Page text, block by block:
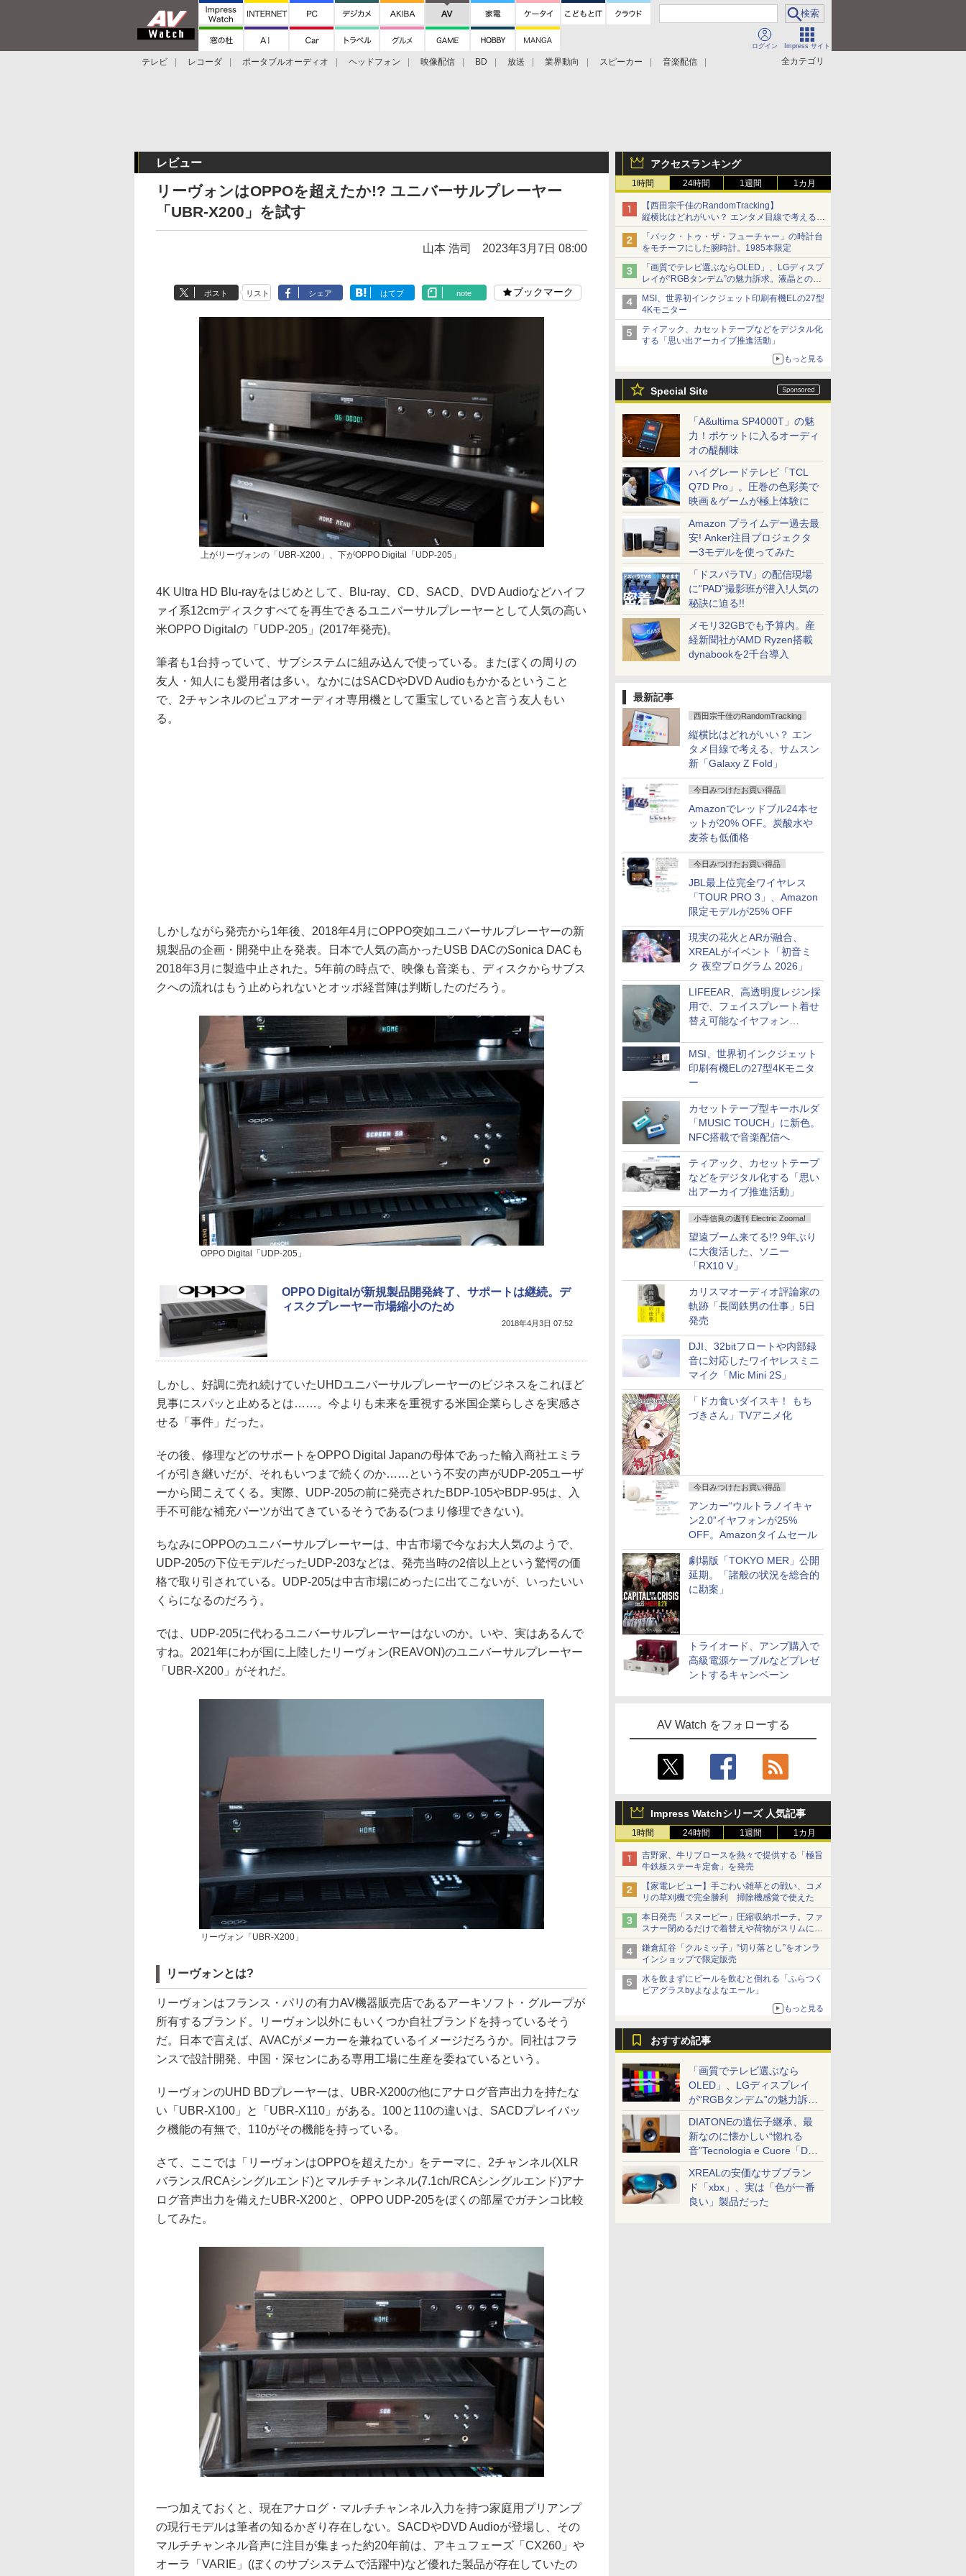
ログイン Impress サイト
全カテゴリ
テレビ レコーダ ポータブルオーディオ ヘッドフォン 映像配信 BD 放送 業界動向 スピーカー
音楽配信
アクセスランキング
1時間 24時間 1週間 1カ月
【西田宗千佳のRandomTracking】
縦横比はどれがいい？ エンタメ目線で考える、
サムスン新「Galaxy Z Fold」
「バック・トゥ・ザ・フューチャー」の時計台
をモチーフにした腕時計。1985本限定
「画質でテレビ選ぶならOLED」、LGディスプ
レイが“RGBタンデム”の魅力訴求。液晶とのガ
チ比較も
MSI、世界初インクジェット印刷有機ELの27型
4Kモニター
ティアック、カセットテープなどをデジタル化
する「思い出アーカイブ推進活動」
もっと見る
Special Site
「A&ultima SP4000T」の魅
力！ポケットに入るオーディ
オの醍醐味
ハイグレードテレビ「TCL
Q7D Pro」。圧巻の色彩美で
映画＆ゲームが極上体験に
Amazon プライムデー過去最
安! Anker注目プロジェクタ
ー3モデルを使ってみた
「ドスパラTV」の配信現場
に“PAD”撮影班が潜入!人気の
秘訣に迫る!!
メモリ32GBでも予算内。産
経新聞社がAMD Ryzen搭載
dynabookを2千台導入
最新記事
西田宗千佳のRandomTracking
縦横比はどれがいい？ エン
タメ目線で考える、サムスン
新「Galaxy Z Fold」
今日みつけたお買い得品
Amazonでレッドブル24本セ
ットが20% OFF。炭酸水や
麦茶も低価格
今日みつけたお買い得品
JBL最上位完全ワイヤレス
「TOUR PRO 3」、Amazon
限定モデルが25% OFF
現実の花火とARが融合、
XREALがイベント「初音ミ
ク 夜空プログラム 2026」
LIFEEAR、高透明度レジン採
用で、フェイスプレート着せ
替え可能なイヤフォン
MSI、世界初インクジェット
印刷有機ELの27型4Kモニタ
ー
カセットテープ型キーホルダ
「MUSIC TOUCH」に新色。
NFC搭載で音楽配信へ
ティアック、カセットテープ
などをデジタル化する「思い
出アーカイブ推進活動」
小寺信良の週刊 Electric Zooma!
望遠ブーム来てる!? 9年ぶり
に大復活した、ソニー
「RX10 V」
カリスマオーディオ評論家の
軌跡「長岡鉄男の仕事」5日
発売
DJI、32bitフロートや内部録
音に対応したワイヤレスミニ
マイク「Mic Mini 2S」
「ドカ食いダイスキ！ もち
づきさん」TVアニメ化
今日みつけたお買い得品
アンカー“ウルトラノイキャ
ン2.0”イヤフォンが25%
OFF。Amazonタイムセール
劇場版「TOKYO MER」公開
延期。「諸般の状況を総合的
に勘案」
トライオード、アンプ購入で
高級電源ケーブルなどプレゼ
ントするキャンペーン
AV Watch をフォローする
Impress Watchシリーズ 人気記事
1時間 24時間 1週間 1カ月
吉野家、牛リブロースを熱々で提供する「極旨
牛鉄板ステーキ定食」を発売
【家電レビュー】手ごわい雑草との戦い、コメ
リの草刈機で完全勝利 掃除機感覚で使えた
本日発売「スヌーピー」圧縮収納ポーチ。ファ
スナー閉めるだけで着替えや荷物がスリムにま
とまる
鎌倉紅谷「クルミッ子」“切り落とし”をオンラ
インショップで限定販売
水を飲まずにビールを飲むと倒れる「ふらつく
ビアグラスbyよなよなエール」
もっと見る
おすすめ記事
「画質でテレビ選ぶなら
OLED」、LGディスプレイ
が“RGBタンデム”の魅力訴
求。液晶とのガチ比較も
DIATONEの遺伝子継承、最
新なのに懐かしい“惚れる
音”Tecnologia e Cuore「DS-
TC52B」を聴く
XREALの安価なサブブラン
ド「xbx」、実は「色が一番
良い」製品だった
レビュー
リーヴォンはOPPOを超えたか!? ユニバーサルプレーヤー
「UBR-X200」を試す
山本 浩司 2023年3月7日 08:00
ポスト リスト シェア はてブ note ブックマーク
上がリーヴォンの「UBR-X200」、下がOPPO Digital「UDP-205」
4K Ultra HD Blu-rayをはじめとして、Blu-ray、CD、SACD、DVD Audioなどハイフ
ァイ系12cmディスクすべてを再生できるユニバーサルプレーヤーとして人気の高い
米OPPO Digitalの「UDP-205」(2017年発売)。
筆者も1台持っていて、サブシステムに組み込んで使っている。またぼくの周りの
友人・知人にも愛用者は多い。なかにはSACDやDVD Audioもかかるということ
で、2チャンネルのピュアオーディオ専用機として重宝していると言う友人もい
る。
しかしながら発売から1年後、2018年4月にOPPO突如ユニバーサルプレーヤーの新
規製品の企画・開発中止を発表。日本で人気の高かったUSB DACのSonica DACも
2018年3月に製造中止された。5年前の時点で、映像も音楽も、ディスクからサブス
クへの流れはもう止められないとオッポ経営陣は判断したのだろう。
OPPO Digital「UDP-205」
OPPO Digitalが新規製品開発終了、サポートは継続。デ
ィスクプレーヤー市場縮小のため
2018年4月3日 07:52
しかし、好調に売れ続けていたUHDユニバーサルプレーヤーのビジネスをこれほど
見事にスパッと止めるとは……。今よりも未来を重視する米国企業らしさを実感さ
せる「事件」だった。
その後、修理などのサポートをOPPO Digital Japanの母体であった輸入商社エミラ
イが引き継いだが、それもいつまで続くのか……という不安の声がUDP-205ユーザ
ーから聞こえてくる。実際、UDP-205の前に発売されたBDP-105やBDP-95は、入
手不可能な補充パーツが出てきているそうである(つまり修理できない)。
ちなみにOPPOのユニバーサルプレーヤーは、中古市場で今なお大人気のようで、
UDP-205の下位モデルだったUDP-203などは、発売当時の2倍以上という驚愕の価
格で取り引されている。UDP-205は中古市場にめったに出てこないが、いったいい
くらになるのだろう。
では、UDP-205に代わるユニバーサルプレーヤーはないのか。いや、実はあるんで
すね。2021年にわが国に上陸したリーヴォン(REAVON)のユニバーサルプレーヤー
「UBR-X200」がそれだ。
リーヴォン「UBR-X200」
リーヴォンとは?
リーヴォンはフランス・パリの有力AV機器販売店であるアーキソフト・グループが
所有するブランド。リーヴォン以外にもいくつか自社ブランドを持っているそう
だ。日本で言えば、AVACがメーカーを兼ねているイメージだろうか。同社はフラ
ンスで設計開発、中国・深センにある専用工場に生産を委ねているという。
リーヴォンのUHD BDプレーヤーは、UBR-X200の他にアナログ音声出力を持たな
い「UBR-X100」と「UBR-X110」がある。100と110の違いは、SACDプレイバッ
ク機能の有無で、110がその機能を持っている。
さて、ここでは「リーヴォンはOPPOを超えたか」をテーマに、2チャンネル(XLR
バランス/RCAシングルエンド)とマルチチャンネル(7.1ch/RCAシングルエンド)アナ
ログ音声出力を備えたUBR-X200と、OPPO UDP-205をぼくの部屋でガチンコ比較
してみた。
一つ加えておくと、現在アナログ・マルチチャンネル入力を持つ家庭用プリアンプ
の現行モデルは筆者の知るかぎり存在しない。SACDやDVD Audioが登場し、その
マルチチャンネル音声に注目が集まった約20年前は、アキュフェーズ「CX260」や
オーラ「VARIE」(ぼくのサブシステムで活躍中)など優れた製品が存在していたの